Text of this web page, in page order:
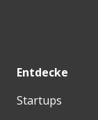
Entdecke
Startups